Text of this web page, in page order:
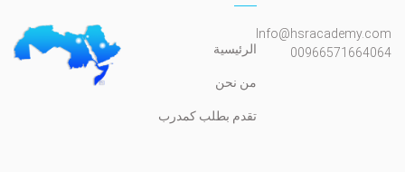
Info@hsracademy.com
00966571664064
الرئيسية
من نحن
تقدم بطلب كمدرب